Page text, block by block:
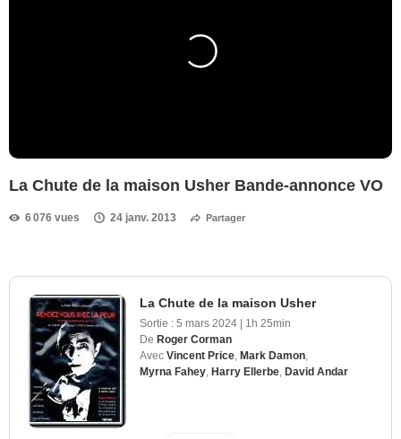
La Chute de la maison Usher Bande-annonce VO
6 076 vues 24 janv. 2013 Partager
La Chute de la maison Usher
Sortie : 5 mars 2024 | 1h 25min
De Roger Corman
Avec Vincent Price Mark Damon
Myrna Fahey Harry Ellerbe David Andar